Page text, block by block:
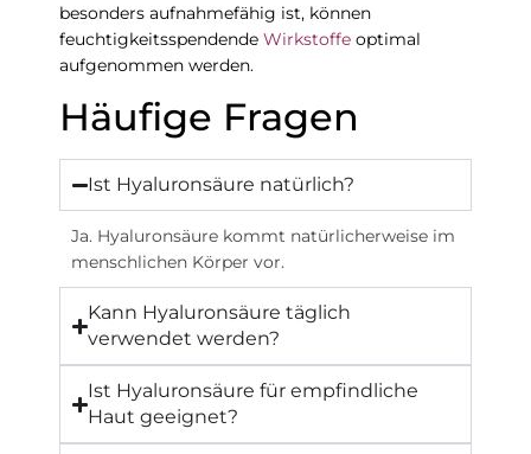
besonders aufnahmefähig ist, können
feuchtigkeitsspendende Wirkstoffe optimal
aufgenommen werden.
Häufige Fragen
Ist Hyaluronsäure natürlich?
Ja. Hyaluronsäure kommt natürlicherweise im
menschlichen Körper vor.
Kann Hyaluronsäure täglich
verwendet werden?
Ist Hyaluronsäure für empfindliche
Haut geeignet?